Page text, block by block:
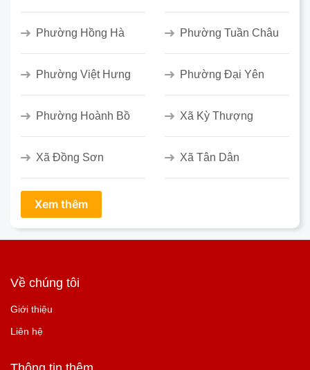
Phường Hồng Hà Phường Tuần Châu
Phường Việt Hưng Phường Đại Yên
Phường Hoành Bồ Xã Kỳ Thượng
Xã Đồng Sơn Xã Tân Dân
Về chúng tôi
Giới thiệu
Liên hệ